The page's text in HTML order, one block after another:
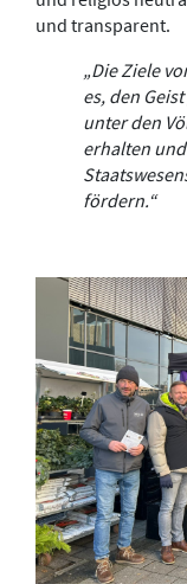
und transparent.
„Die Ziele
es, den
unter den
erhalten
fördern.“